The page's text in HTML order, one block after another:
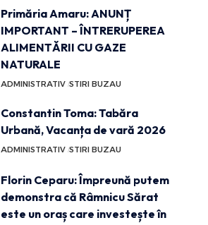
Primăria Amaru: ANUNȚ
IMPORTANT – ÎNTRERUPEREA
ALIMENTĂRII CU GAZE
NATURALE
ADMINISTRATIV STIRI BUZAU
Constantin Toma: Tabăra
Urbană, Vacanța de vară 2026
ADMINISTRATIV STIRI BUZAU
Florin Ceparu: Împreună putem
demonstra că Râmnicu Sărat
este un oraș care investește în